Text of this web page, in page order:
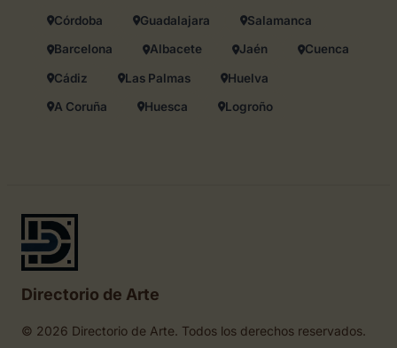
Córdoba Guadalajara Salamanca
Barcelona Albacete Jaén Cuenca
Cádiz Las Palmas Huelva
A Coruña Huesca Logroño
Directorio de Arte
© 2026 Directorio de Arte. Todos los derechos reservados.